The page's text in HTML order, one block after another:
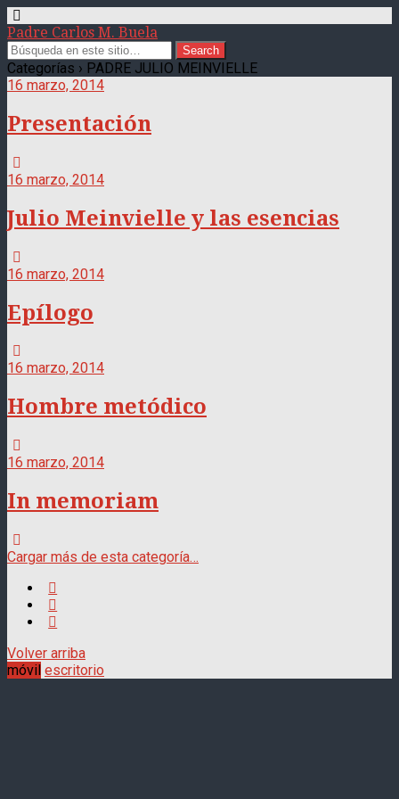
Padre Carlos M. Buela
Categorías › PADRE JULIO MEINVIELLE
16 marzo, 2014
Presentación
16 marzo, 2014
Julio Meinvielle y las esencias
16 marzo, 2014
Epílogo
16 marzo, 2014
Hombre metódico
16 marzo, 2014
In memoriam
Cargar más de esta categoría…
Volver arriba
móvil escritorio